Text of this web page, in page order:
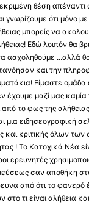
θέση απέναντι
γνωρίζουμε ότι μόνο με
μπορείς να
Εδώ λοιπόν θα
ασχοληθούμε ...αλλά
και την
Είμαστε ομάδα
έχουμε μαζί μας
το φως της
μια ειδησεογραφική
και κριτικής όλων των
! Το Κατοχικά Νέα
ερευνητές
σαν αποθήκη
από ότι το φανερό
τι είναι αλήθεια και